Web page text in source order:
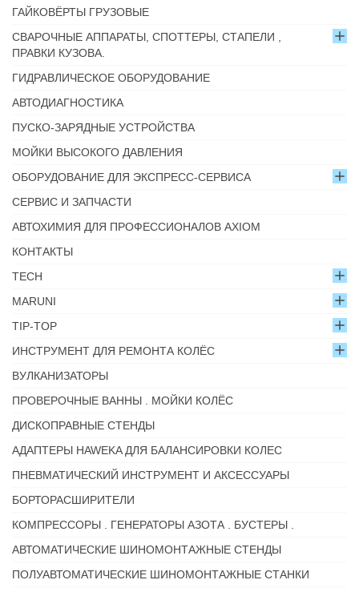
ГАЙКОВЁРТЫ ГРУЗОВЫЕ
СВАРОЧНЫЕ АППАРАТЫ, СПОТТЕРЫ, СТАПЕЛИ ,
ПРАВКИ КУЗОВА.
ГИДРАВЛИЧЕСКОЕ ОБОРУДОВАНИЕ
АВТОДИАГНОСТИКА
ПУСКО-ЗАРЯДНЫЕ УСТРОЙСТВА
МОЙКИ ВЫСОКОГО ДАВЛЕНИЯ
ОБОРУДОВАНИЕ ДЛЯ ЭКСПРЕСС-СЕРВИСА
СЕРВИС И ЗАПЧАСТИ
АВТОХИМИЯ ДЛЯ ПРОФЕССИОНАЛОВ AXIOM
КОНТАКТЫ
TECH
MARUNI
TIP-TOP
ИНСТРУМЕНТ ДЛЯ РЕМОНТА КОЛЁС
ВУЛКАНИЗАТОРЫ
ПРОВЕРОЧНЫЕ ВАННЫ . МОЙКИ КОЛЁС
ДИСКОПРАВНЫЕ СТЕНДЫ
АДАПТЕРЫ HAWEKA ДЛЯ БАЛАНСИРОВКИ КОЛЕС
ПНЕВМАТИЧЕСКИЙ ИНСТРУМЕНТ И АКСЕССУАРЫ
БОРТОРАСШИРИТЕЛИ
КОМПРЕССОРЫ . ГЕНЕРАТОРЫ АЗОТА . БУСТЕРЫ .
АВТОМАТИЧЕСКИЕ ШИНОМОНТАЖНЫЕ СТЕНДЫ
ПОЛУАВТОМАТИЧЕСКИЕ ШИНОМОНТАЖНЫЕ СТАНКИ